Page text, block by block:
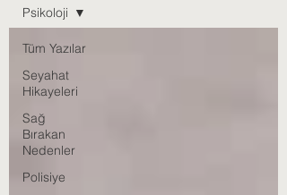
Tüm Yazılar
Seyahat
Hikayeleri
Sağ
Bırakan
Nedenler
Polisiye
Psikoloji